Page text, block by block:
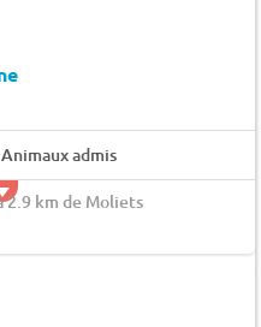
admis
2.9 km de Moliets